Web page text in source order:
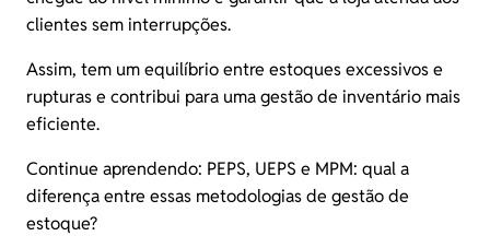
clientes sem interrupções.
Assim, tem um equilíbrio entre estoques excessivos e
rupturas e contribui para uma gestão de inventário mais
eficiente.
Continue aprendendo: PEPS, UEPS e MPM: qual a
diferença entre essas metodologias de gestão de
estoque?